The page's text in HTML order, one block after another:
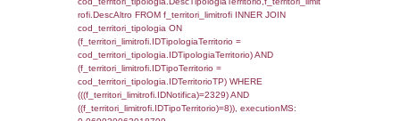
f_territori_limitrofi.Denominazione,
f_territori_limitrofi.DescAltro,
f_territori_limitrofi INNER JOIN
(f_territori_limitrofi.IDTipologiaTerritorio =
cod_territori_tipologia.IDTipologiaTerritorio)